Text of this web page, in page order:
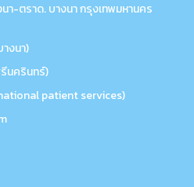
า-ตราด. บางนา กรุงเทพมหานคร
งนา)
นครินทร์)
patient services)